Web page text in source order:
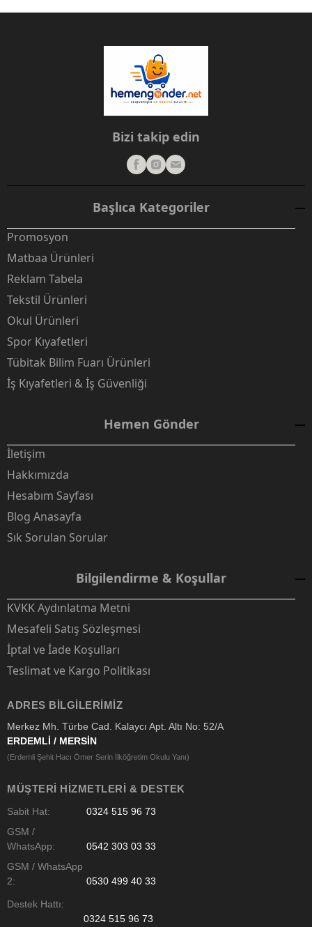
Bizi takip edin
Başlıca Kategoriler
Promosyon
Matbaa Ürünleri
Reklam Tabela
Tekstil Ürünleri
Okul Ürünleri
Spor Kıyafetleri
Tübitak Bilim Fuarı Ürünleri
İş Kıyafetleri & İş Güvenliği
Hemen Gönder
İletişim
Hakkımızda
Hesabım Sayfası
Blog Anasayfa
Sık Sorulan Sorular
Bilgilendirme & Koşullar
KVKK Aydınlatma Metni
Mesafeli Satış Sözleşmesi
İptal ve İade Koşulları
Teslimat ve Kargo Politikası
ADRES BILGILERIMIZ
Merkez Mh. Türbe Cad. Kalaycı Apt. Altı No: 52/A
ERDEMLİ / MERSİN
(Erdemli Şehit Hacı Ömer Serin İlköğretim Okulu Yanı)
MÜŞTERI HIZMETLERI & DESTEK
Sabit Hat:
0324 515 96 73
GSM /
WhatsApp:
0542 303 03 33
GSM / WhatsApp
2:
0530 499 40 33
Destek Hattı:
0324 515 96 73